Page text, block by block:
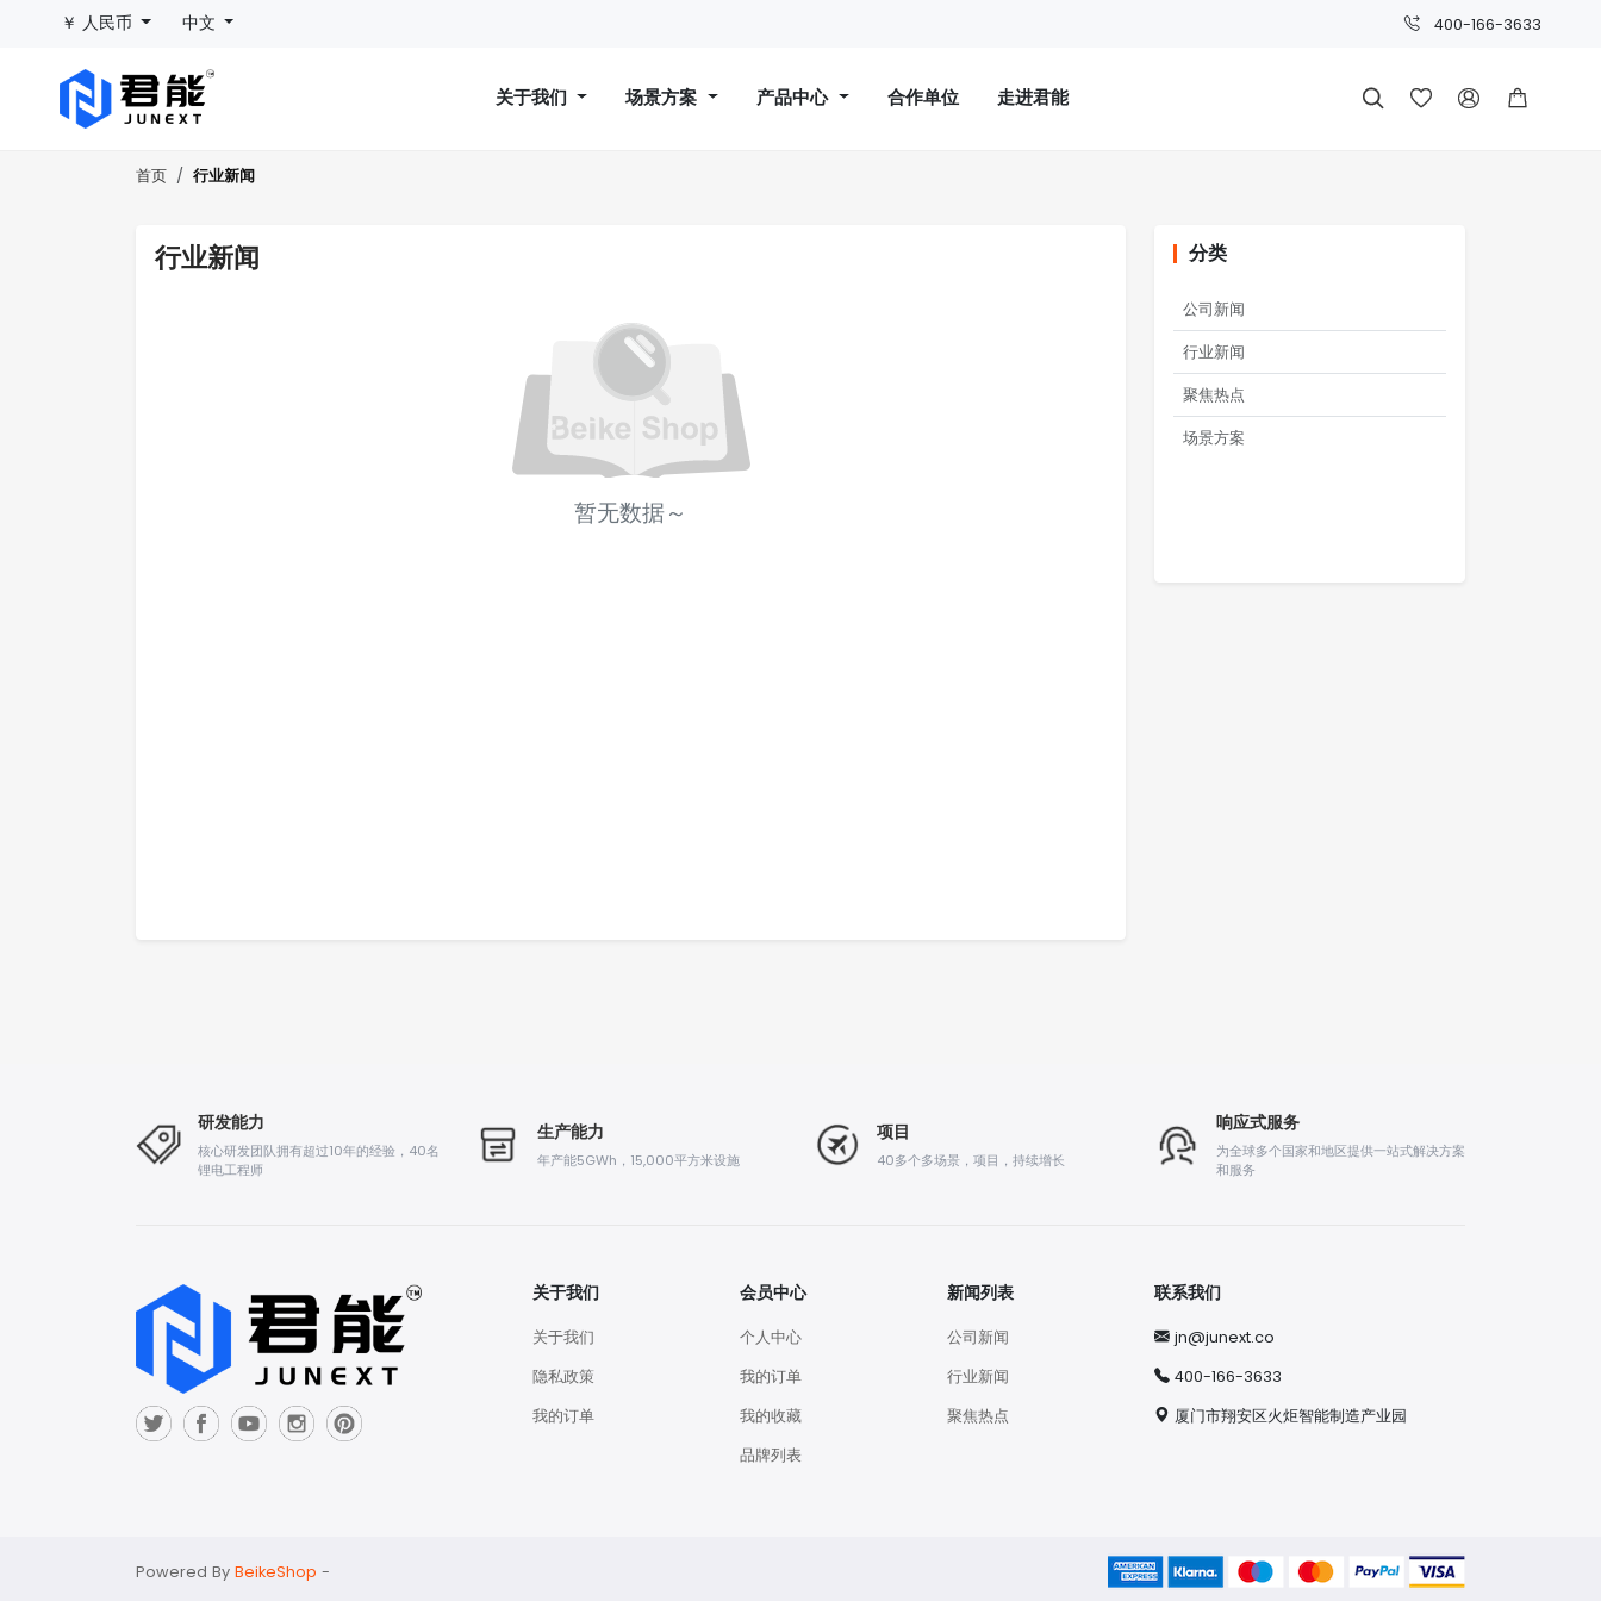
￥ 人民币 中文 400-166-3633
关于我们 场景方案 产品中心 合作单位 走进君能    
首页 行业新闻
行业新闻
暂无数据～
分类
公司新闻
行业新闻
聚焦热点
场景方案
研发能力
核心研发团队拥有超过10年的经验，40名
锂电工程师
生产能力
年产能5GWh，15,000平方米设施
项目
40多个多场景，项目，持续增长
响应式服务
为全球多个国家和地区提供一站式解决方案
和服务
关于我们
关于我们
隐私政策
我的订单
会员中心
个人中心
我的订单
我的收藏
品牌列表
新闻列表
公司新闻
行业新闻
聚焦热点
联系我们
jn@junext.co
400-166-3633
厦门市翔安区火炬智能制造产业园
Powered By BeikeShop -